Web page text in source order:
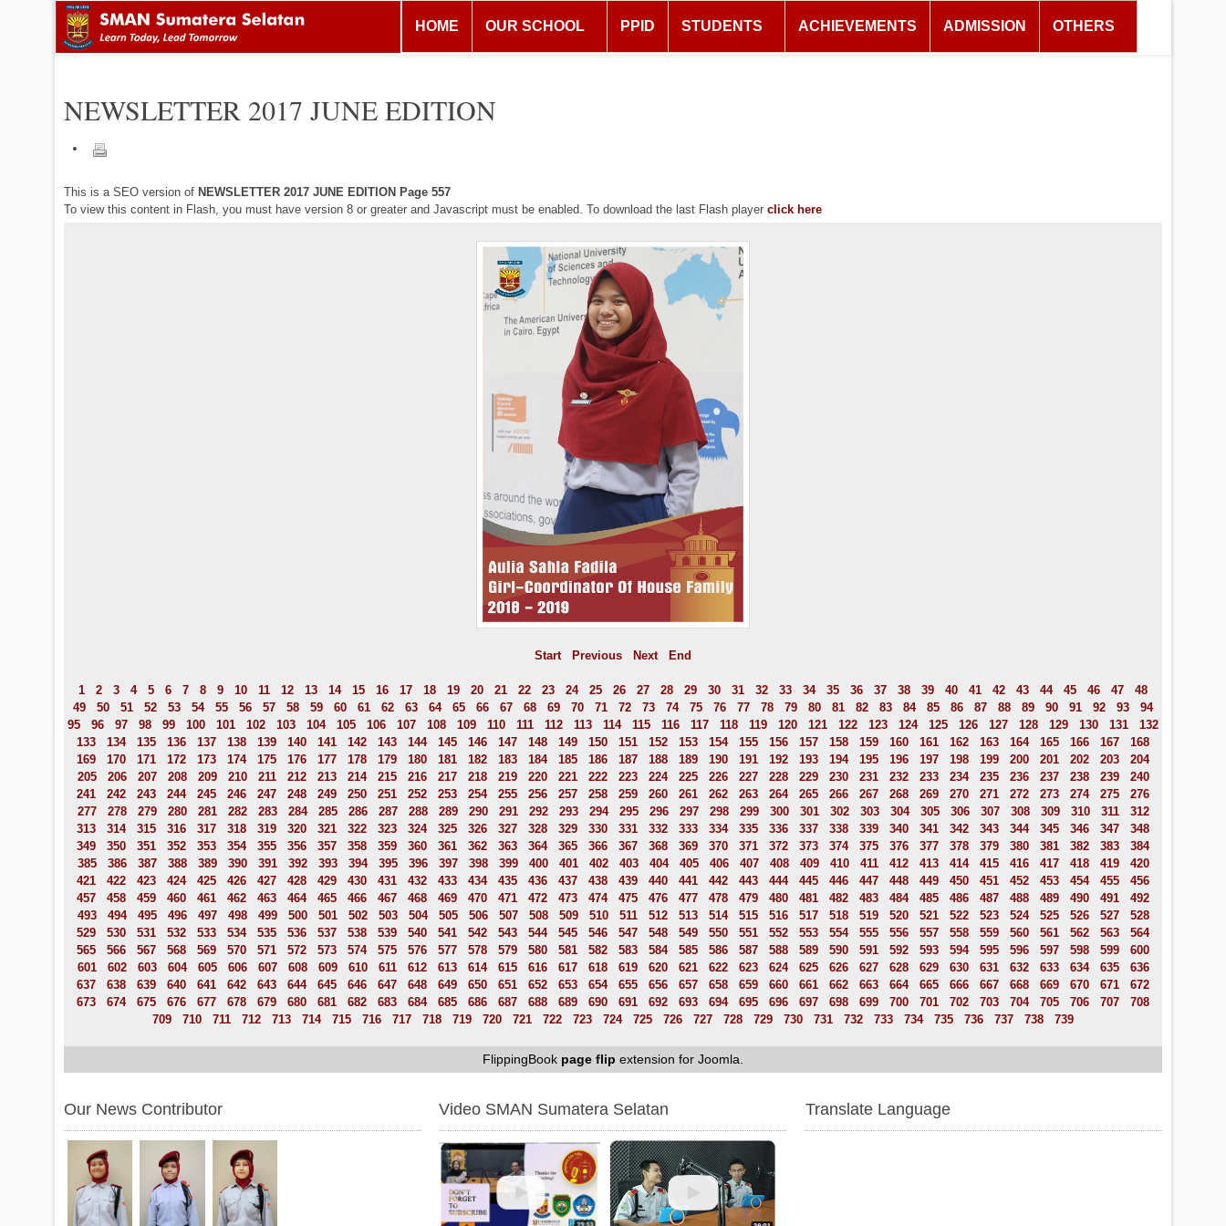
HOME OUR SCHOOL PPID STUDENTS ACHIEVEMENTS ADMISSION OTHERS
NEWSLETTER 2017 JUNE EDITION
This is a SEO version of NEWSLETTER 2017 JUNE EDITION Page 557
To view this content in Flash, you must have version 8 or greater and Javascript must be enabled. To download the last Flash player click here
Start Previous Next End
1 2 3 4 5 6 7 8 9 10 11 12 13 14 15 16 17 18 19 20 21 22 23 24 25 26 27 28 29 30 31 32 33 34 35 36 37 38 39 40 41 42 43 44 45 46 47
48
49
50 51 52 53 54 55 56 57 58 59 60 61 62 63 64 65 66 67 68 69 70 71 72 73 74 75 76 77 78 79 80 81 82 83 84 85 86 87 88 89 90 91 92 93
94
95
96 97 98 99 100 101 102 103 104 105 106 107 108 109 110 111 112 113 114 115 116 117 118 119 120 121 122 123 124 125 126 127 128 129 130 131
132
133
134 135 136 137 138 139 140 141 142 143 144 145 146 147 148 149 150 151 152 153 154 155 156 157 158 159 160 161 162 163 164 165 166 167
168
169
170 171 172 173 174 175 176 177 178 179 180 181 182 183 184 185 186 187 188 189 190 191 192 193 194 195 196 197 198 199 200 201 202 203
204
205
206 207 208 209 210 211 212 213 214 215 216 217 218 219 220 221 222 223 224 225 226 227 228 229 230 231 232 233 234 235 236 237 238 239
240
241
242 243 244 245 246 247 248 249 250 251 252 253 254 255 256 257 258 259 260 261 262 263 264 265 266 267 268 269 270 271 272 273 274 275
276
277
278 279 280 281 282 283 284 285 286 287 288 289 290 291 292 293 294 295 296 297 298 299 300 301 302 303 304 305 306 307 308 309 310 311
312
313
314 315 316 317 318 319 320 321 322 323 324 325 326 327 328 329 330 331 332 333 334 335 336 337 338 339 340 341 342 343 344 345 346 347
348
349
350 351 352 353 354 355 356 357 358 359 360 361 362 363 364 365 366 367 368 369 370 371 372 373 374 375 376 377 378 379 380 381 382 383
384
385
386 387 388 389 390 391 392 393 394 395 396 397 398 399 400 401 402 403 404 405 406 407 408 409 410 411 412 413 414 415 416 417 418 419
420
421
422 423 424 425 426 427 428 429 430 431 432 433 434 435 436 437 438 439 440 441 442 443 444 445 446 447 448 449 450 451 452 453 454 455
456
457
458 459 460 461 462 463 464 465 466 467 468 469 470 471 472 473 474 475 476 477 478 479 480 481 482 483 484 485 486 487 488 489 490 491
492
493
494 495 496 497 498 499 500 501 502 503 504 505 506 507 508 509 510 511 512 513 514 515 516 517 518 519 520 521 522 523 524 525 526 527
528
529
530 531 532 533 534 535 536 537 538 539 540 541 542 543 544 545 546 547 548 549 550 551 552 553 554 555 556 557 558 559 560 561 562 563
564
565
566 567 568 569 570 571 572 573 574 575 576 577 578 579 580 581 582 583 584 585 586 587 588 589 590 591 592 593 594 595 596 597 598 599
600
601
602 603 604 605 606 607 608 609 610 611 612 613 614 615 616 617 618 619 620 621 622 623 624 625 626 627 628 629 630 631 632 633 634 635
636
637
638 639 640 641 642 643 644 645 646 647 648 649 650 651 652 653 654 655 656 657 658 659 660 661 662 663 664 665 666 667 668 669 670 671
672
673
674 675 676 677 678 679 680 681 682 683 684 685 686 687 688 689 690 691 692 693 694 695 696 697 698 699 700 701 702 703 704 705 706 707
708
709
710 711 712 713 714 715 716 717 718 719 720 721 722 723 724 725 726 727 728 729 730 731 732 733 734 735 736 737 738 739
FlippingBook page flip extension for Joomla.
Our News Contributor Video SMAN Sumatera Selatan Translate Language